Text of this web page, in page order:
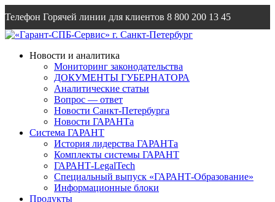
Телефон Горячей линии для клиентов 8 800 200 13 45
Emailinfo@garantsp.ru
Новости и аналитика
Мониторинг законодательства
ДОКУМЕНТЫ ГУБЕРНАТОРА
Аналитические статьи
Вопрос — ответ
Новости Санкт-Петербурга
Новости ГАРАНТа
Система ГАРАНТ
История лидерства ГАРАНТа
Комплекты системы ГАРАНТ
ГАРАНТ-LegalTech
Специальный выпуск «ГАРАНТ-Образование»
Информационные блоки
Продукты